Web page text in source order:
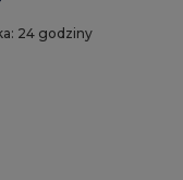
24 godziny